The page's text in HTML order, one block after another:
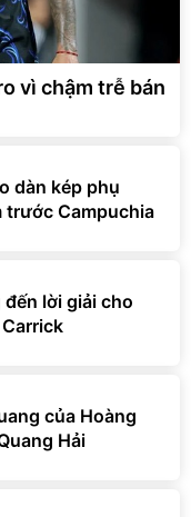
vì chậm trễ bán
dàn kép phụ
trước Campuchia
lời giải cho
của Hoàng
Hải